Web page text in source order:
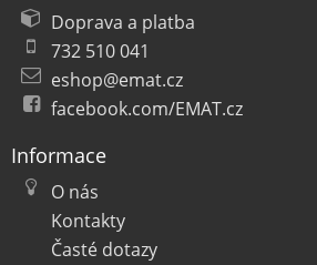
Doprava a platba
732 510 041
eshop@emat.cz
facebook.com/EMAT.cz
Informace
O nás
Kontakty
Časté dotazy